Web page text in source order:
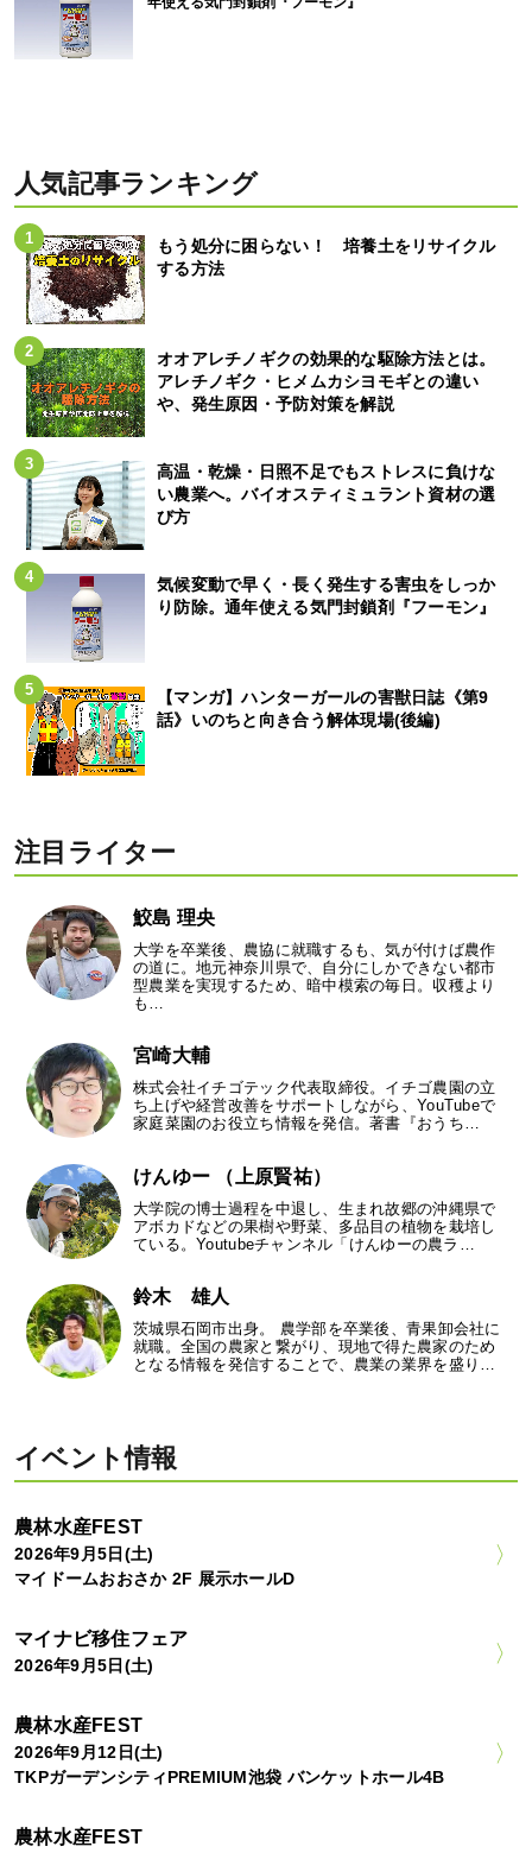
人気記事ランキング
もう処分に困らない！ 培養土をリサイクル
する方法
オオアレチノギクの効果的な駆除方法とは。
アレチノギク・ヒメムカシヨモギとの違い
や、発生原因・予防対策を解説
高温・乾燥・日照不足でもストレスに負けな
い農業へ。バイオスティミュラント資材の選
び方
気候変動で早く・長く発生する害虫をしっか
り防除。通年使える気門封鎖剤『フーモン』
【マンガ】ハンターガールの害獣日誌《第9
話》いのちと向き合う解体現場(後編)
注目ライター
鮫島 理央
大学を卒業後、農協に就職するも、気が付けば農作
の道に。地元神奈川県で、自分にしかできない都市
型農業を実現するため、暗中模索の毎日。収穫より
も…
宮崎大輔
株式会社イチゴテック代表取締役。イチゴ農園の立
ち上げや経営改善をサポートしながら、YouTubeで
家庭菜園のお役立ち情報を発信。著書『おうち…
けんゆー （上原賢祐）
大学院の博士過程を中退し、生まれ故郷の沖縄県で
アボカドなどの果樹や野菜、多品目の植物を栽培し
ている。Youtubeチャンネル「けんゆーの農ラ…
鈴木 雄人
茨城県石岡市出身。 農学部を卒業後、青果卸会社に
就職。全国の農家と繋がり、現地で得た農家のため
となる情報を発信することで、農業の業界を盛り…
イベント情報
農林水産FEST
2026年9月5日(土)
マイドームおおさか 2F 展示ホールD
マイナビ移住フェア
2026年9月5日(土)
農林水産FEST
2026年9月12日(土)
TKPガーデンシティPREMIUM池袋 バンケットホール4B
農林水産FEST